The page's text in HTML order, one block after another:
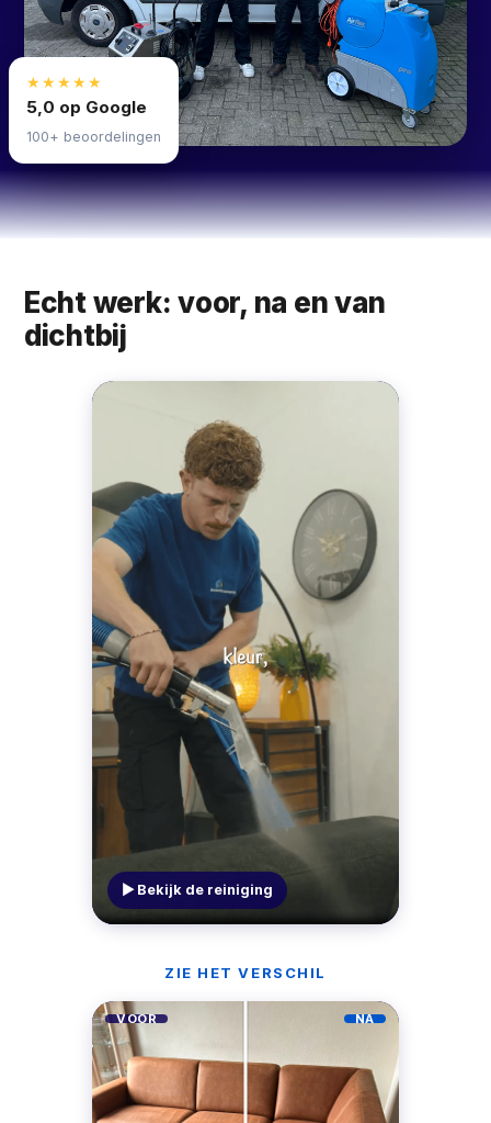
★★★★★
5,0 op Google
100+ beoordelingen
Echt werk: voor, na en van
dichtbij
VOOR NA
▶ Bekijk de reiniging
ZIE HET VERSCHIL